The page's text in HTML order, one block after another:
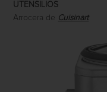
UTENSILIOS
Arrocera de Cuisinart